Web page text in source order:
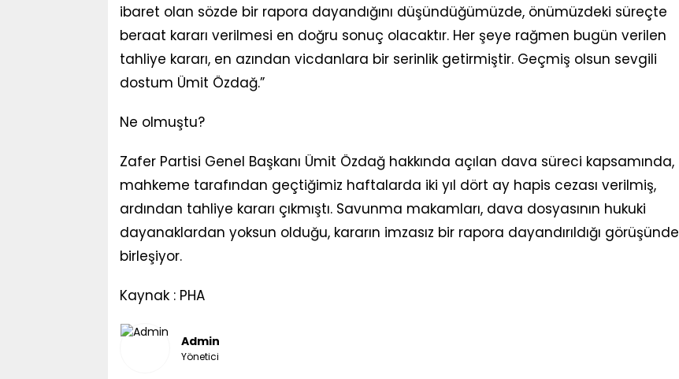
ibaret olan sözde bir rapora dayandığını düşündüğümüzde, önümüzdeki süreçte
beraat kararı verilmesi en doğru sonuç olacaktır. Her şeye rağmen bugün verilen
tahliye kararı, en azından vicdanlara bir serinlik getirmiştir. Geçmiş olsun sevgili
dostum Ümit Özdağ.”
Ne olmuştu?
Zafer Partisi Genel Başkanı Ümit Özdağ hakkında açılan dava süreci kapsamında,
mahkeme tarafından geçtiğimiz haftalarda iki yıl dört ay hapis cezası verilmiş,
ardından tahliye kararı çıkmıştı. Savunma makamları, dava dosyasının hukuki
dayanaklardan yoksun olduğu, kararın imzasız bir rapora dayandırıldığı görüşünde
birleşiyor.
Kaynak : PHA
Admin
Yönetici